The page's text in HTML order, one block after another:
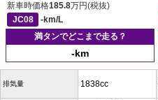
新車時価格185.8万円(税抜)
JC08
-km/L
満タンでどこまで走る？
-km
排気量 1838cc